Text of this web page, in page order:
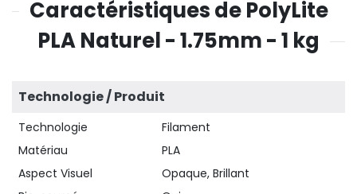
Caractéristiques de PolyLite
PLA Naturel - 1.75mm - 1 kg
Technologie / Produit
Technologie
Filament
Matériau
PLA
Aspect Visuel
Opaque, Brillant